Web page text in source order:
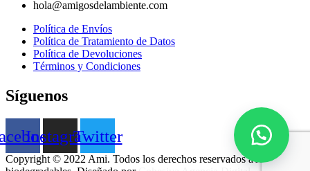
hola@amigosdelambiente.com
Política de Envíos
Política de Tratamiento de Datos
Política de Devoluciones
Términos y Condiciones
Síguenos
InstagramTwitter
Copyright © 2022 Ami. Todos los derechos reservados a Ami